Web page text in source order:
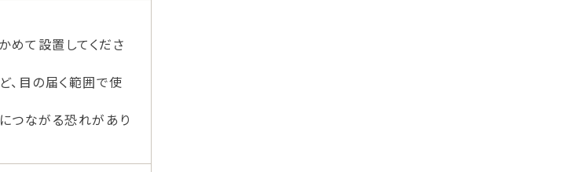
めて設置してくださ
、目の届く範囲で使
つながる恐れがあり